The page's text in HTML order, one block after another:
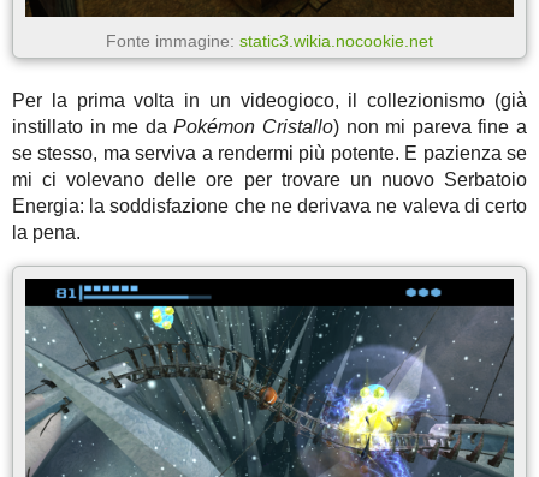
Fonte immagine: static3.wikia.nocookie.net
Per la prima volta in un videogioco, il collezionismo (già
instillato in me daPokémon Cristallo) non mi pareva fine a
se stesso, ma serviva a rendermi più potente. E pazienza se
mi ci volevano delle ore per trovare un nuovo Serbatoio
Energia: la soddisfazione che ne derivava ne valeva di certo
la pena.